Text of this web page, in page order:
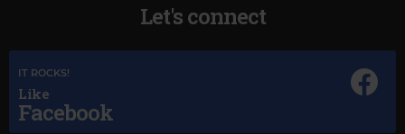
Let's connect
IT ROCKS!
Like
Facebook